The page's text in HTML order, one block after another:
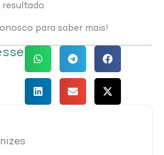
para saber mais!